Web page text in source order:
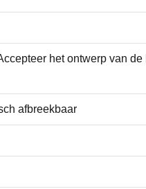
het ontwerp van
afbreekbaar